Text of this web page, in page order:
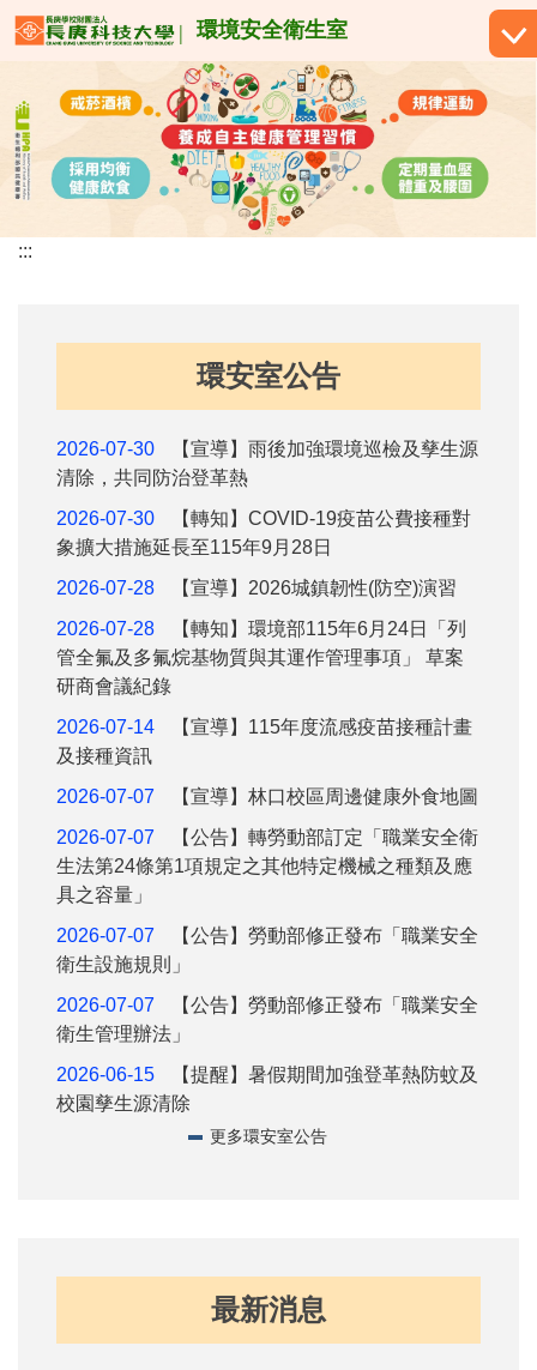
跳
到
要
內
容
區
環境安全衛生室
:::
環安室公告
2026-07-30
【宣導】雨後加強環境巡檢及孳生源
清除，共同防治登革熱
2026-07-30
【轉知】COVID-19疫苗公費接種對
象擴大措施延長至115年9月28日
2026-07-28
【宣導】2026城鎮韌性(防空)演習
2026-07-28
【轉知】環境部115年6月24日「列
管全氟及多氟烷基物質與其運作管理事項」 草案
研商會議紀錄
2026-07-14
【宣導】115年度流感疫苗接種計畫
及接種資訊
2026-07-07
【宣導】林口校區周邊健康外食地圖
2026-07-07
【公告】轉勞動部訂定「職業安全衛
生法第24條第1項規定之其他特定機械之種類及應
具之容量」
2026-07-07
【公告】勞動部修正發布「職業安全
衛生設施規則」
2026-07-07
【公告】勞動部修正發布「職業安全
衛生管理辦法」
2026-06-15
【提醒】暑假期間加強登革熱防蚊及
校園孳生源清除
更多環安室公告
最新消息